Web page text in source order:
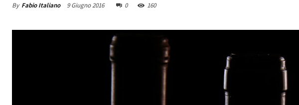
By Fabio Italiano 9 Giugno 2016 0 160